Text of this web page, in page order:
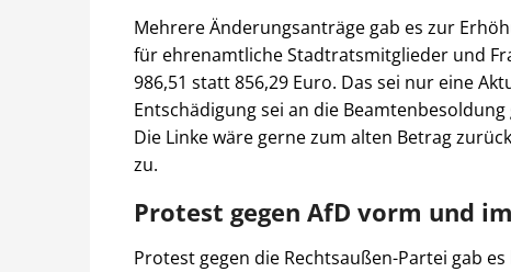
Mehrere Änderungsanträge gab es zur
für ehrenamtliche Stadtratsmitglieder und
986,51 statt 856,29 Euro. Das sei nur eine
Entschädigung sei an die
Die Linke wäre gerne zum alten Betrag
zu.
Protest gegen AfD vorm und
Protest gegen die Rechtsaußen-Partei gab